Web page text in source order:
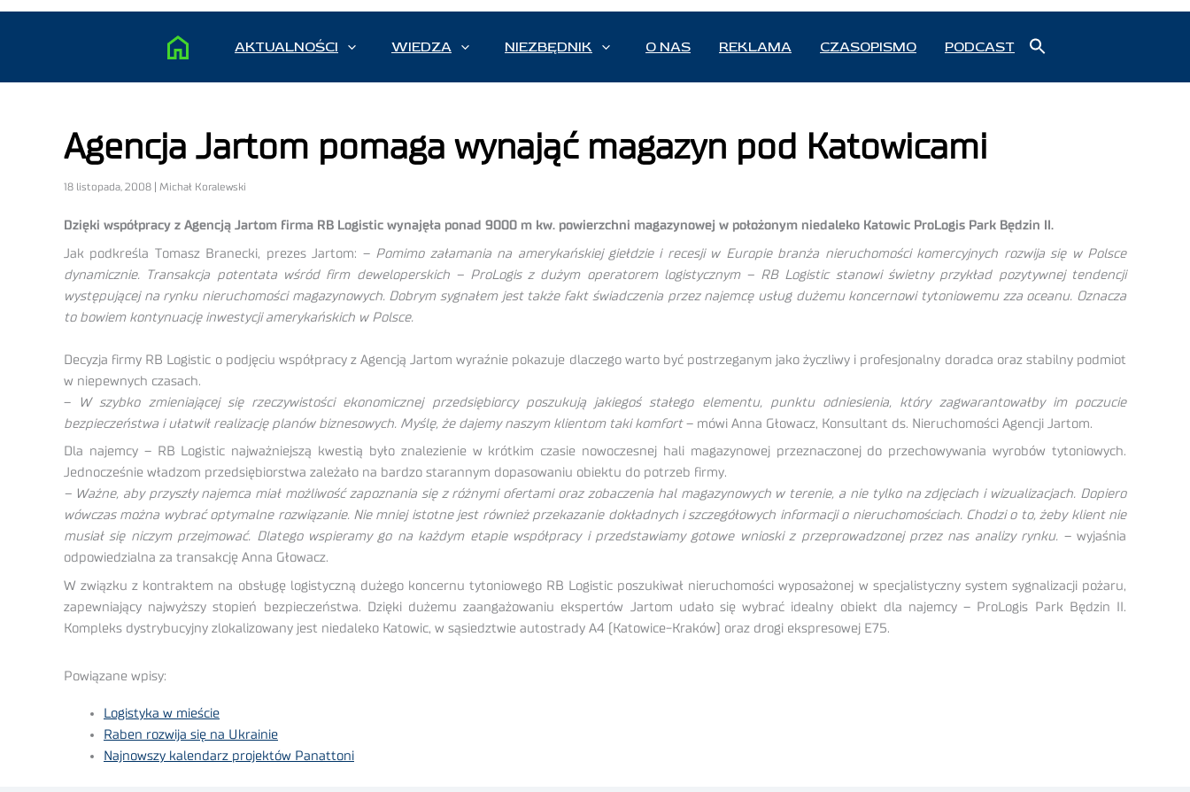
AKTUALNOŚCI WIEDZA NIEZBĘDNIK O NAS REKLAMA CZASOPISMO PODCAST
Agencja Jartom pomaga wynająć magazyn pod Katowicami
18 listopada, 2008 | Michał Koralewski
Dzięki współpracy z Agencją Jartom firma RB Logistic wynajęła ponad 9000 m kw. powierzchni magazynowej w położonym niedaleko Katowic ProLogis Park Będzin II.
Jak podkreśla Tomasz Branecki, prezes Jartom: – Pomimo załamania na amerykańskiej giełdzie i recesji w Europie branża nieruchomości komercyjnych rozwija się w Polsce
dynamicznie. Transakcja potentata wśród firm deweloperskich – ProLogis z dużym operatorem logistycznym – RB Logistic stanowi świetny przykład pozytywnej tendencji
występującej na rynku nieruchomości magazynowych. Dobrym sygnałem jest także fakt świadczenia przez najemcę usług dużemu koncernowi tytoniowemu zza oceanu. Oznacza
to bowiem kontynuację inwestycji amerykańskich w Polsce.
Decyzja firmy RB Logistic o podjęciu współpracy z Agencją Jartom wyraźnie pokazuje dlaczego warto być postrzeganym jako życzliwy i profesjonalny doradca oraz stabilny podmiot
w niepewnych czasach.
– W szybko zmieniającej się rzeczywistości ekonomicznej przedsiębiorcy poszukują jakiegoś stałego elementu, punktu odniesienia, który zagwarantowałby im poczucie
bezpieczeństwa i ułatwił realizację planów biznesowych. Myślę, że dajemy naszym klientom taki komfort– mówi Anna Głowacz, Konsultant ds. Nieruchomości Agencji Jartom.
Dla najemcy – RB Logistic najważniejszą kwestią było znalezienie w krótkim czasie nowoczesnej hali magazynowej przeznaczonej do przechowywania wyrobów tytoniowych.
Jednocześnie władzom przedsiębiorstwa zależało na bardzo starannym dopasowaniu obiektu do potrzeb firmy.
– Ważne, aby przyszły najemca miał możliwość zapoznania się z różnymi ofertami oraz zobaczenia hal magazynowych w terenie, a nie tylko na zdjęciach i wizualizacjach. Dopiero
wówczas można wybrać optymalne rozwiązanie. Nie mniej istotne jest również przekazanie dokładnych i szczegółowych informacji o nieruchomościach. Chodzi o to, żeby klient nie
musiał się niczym przejmować. Dlatego wspieramy go na każdym etapie współpracy i przedstawiamy gotowe wnioski z przeprowadzonej przez nas analizy rynku. – wyjaśnia
odpowiedzialna za transakcję Anna Głowacz.
W związku z kontraktem na obsługę logistyczną dużego koncernu tytoniowego RB Logistic poszukiwał nieruchomości wyposażonej w specjalistyczny system sygnalizacji pożaru,
zapewniający najwyższy stopień bezpieczeństwa. Dzięki dużemu zaangażowaniu ekspertów Jartom udało się wybrać idealny obiekt dla najemcy – ProLogis Park Będzin II.
Kompleks dystrybucyjny zlokalizowany jest niedaleko Katowic, w sąsiedztwie autostrady A4 (Katowice-Kraków) oraz drogi ekspresowej E75.
Powiązane wpisy:
Logistyka w mieście
Raben rozwija się na Ukrainie
Najnowszy kalendarz projektów Panattoni